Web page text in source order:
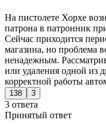
На пистолете Хорхе
патрона в патронник
Сейчас приходится
магазина, но проблема
ненадежным.
или удаления одной из
корректной работы
138 3
3 ответа
Принятый ответ